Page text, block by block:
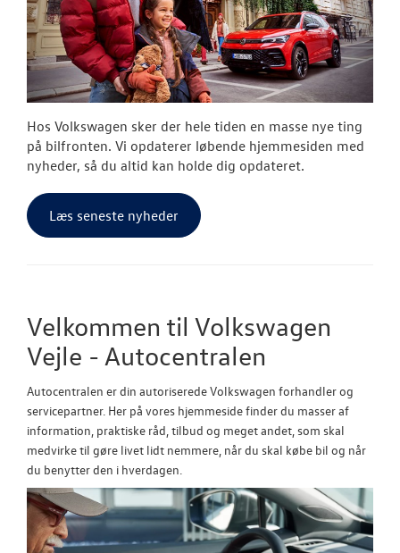
Hos Volkswagen sker der hele tiden en masse nye ting
på bilfronten. Vi opdaterer løbende hjemmesiden med
nyheder, så du altid kan holde dig opdateret.
Læs seneste nyheder
Velkommen til Volkswagen
Vejle - Autocentralen
Autocentralen er din autoriserede Volkswagen forhandler og
servicepartner. Her på vores hjemmeside finder du masser af
information, praktiske råd, tilbud og meget andet, som skal
medvirke til gøre livet lidt nemmere, når du skal købe bil og når
du benytter den i hverdagen.